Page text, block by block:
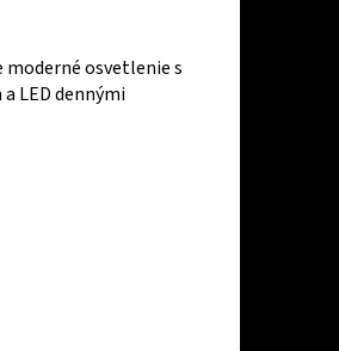
osvetlenie s
LED dennými